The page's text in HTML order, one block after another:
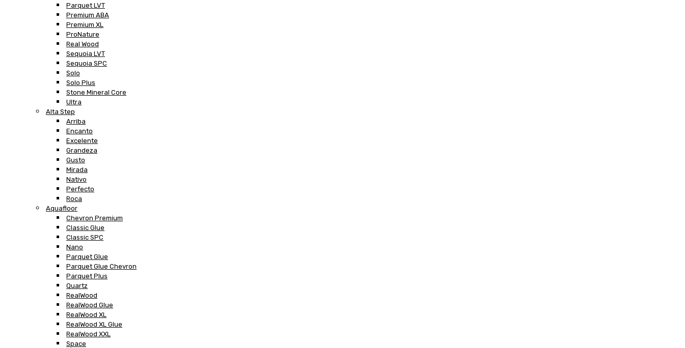
Parquet LVT
Premium ABA
Premium XL
ProNature
Real Wood
Sequoia LVT
Sequoia SPC
Solo
Solo Plus
Stone Mineral Core
Ultra
Alta Step
Arriba
Encanto
Excelente
Grandeza
Gusto
Mirada
Nativo
Perfecto
Roca
Aquafloor
Chevron Premium
Classic Glue
Classic SPC
Nano
Parquet Glue
Parquet Glue Chevron
Parquet Plus
Quartz
RealWood
RealWood Glue
RealWood XL
RealWood XL Glue
RealWood XXL
Space